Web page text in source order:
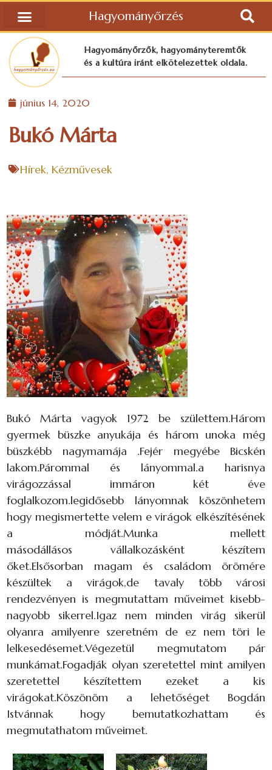
Hagyományőrzés
Hagyományőrzők, hagyományteremtők
és a kultúra iránt elkötelezettek oldala.
június 14, 2020
Bukó Márta
Hírek,Kézművesek
Bukó Márta vagyok 1972 be születtem.Három
gyermek büszke anyukája és három unoka még
büszkébb nagymamája .Fejér megyébe Bicskén
lakom.Párommal és lányommal.a harisnya
virágozzással immáron két éve
foglalkozom.legidősebb lányomnak köszönhetem
hogy megismertette velem e virágok elkészítésének
a módját.Munka mellett
másodállásos vállalkozásként készítem
őket.Elsősorban magam és családom örömére
készültek a virágok,de tavaly több városi
rendezvényen is megmutattam műveimet kisebb-
nagyobb sikerrel.Igaz nem minden virág sikerül
olyanra amilyenre szeretném de ez nem töri le
lelkesedésemet.Végezetül megmutatom pár
munkámat.Fogadják olyan szeretettel mint amilyen
szeretettel készítettem ezeket a kis
virágokat.Köszönöm a lehetőséget Bogdán
Istvánnak hogy bemutatkozhattam és
megmutathatom műveimet.